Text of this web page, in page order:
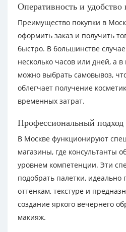
Оперативность и удобство
Преимущество покупки в
оформить заказ и получить
быстро. В большинстве
несколько часов или дней, а
можно выбрать самовывоз,
облегчает получение
временных затрат.
Профессиональный
В Москве функционируют
магазины, где консультанты
уровнем компетенции. Эти
подобрать палетки,
оттенкам, текстуре и
создание яркого вечернего
макияж.